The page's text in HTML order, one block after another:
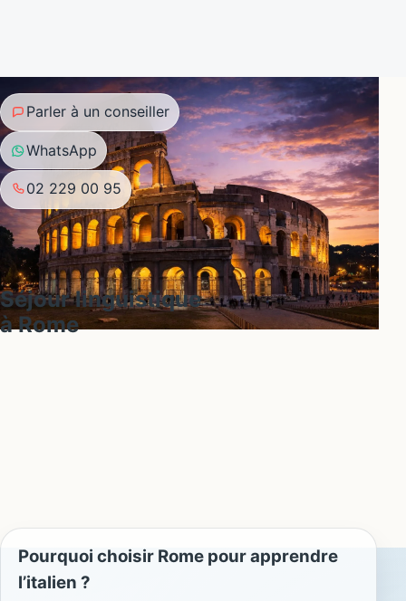
Séjour linguistique
à Rome
Parler à un conseiller
WhatsApp
02 229 00 95
Pourquoi choisir Rome pour apprendre
l’italien ?